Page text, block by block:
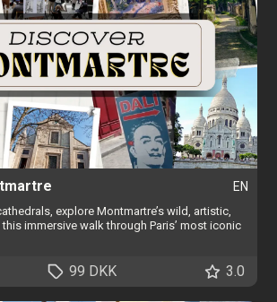
EN
explore Montmartre’s wild, artistic,
immersive walk through Paris’ most iconic
99 DKK 3.0